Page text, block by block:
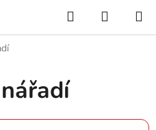
Hledat
KOŠÍK